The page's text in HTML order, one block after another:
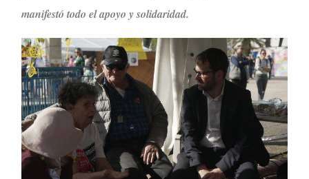
manifestó todo el apoyo y solidaridad.